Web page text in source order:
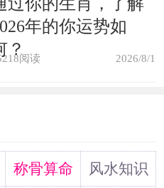
年的你运势如
？阅读 2026/8/1
称骨算命
风水知识